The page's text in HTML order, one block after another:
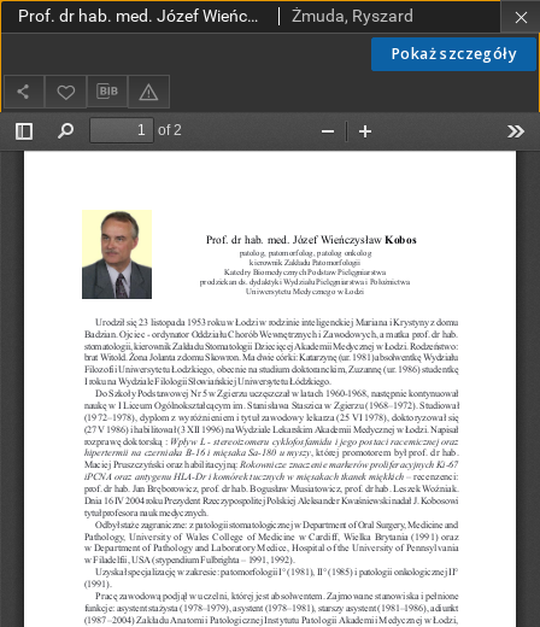
Pokaż szczegóły
Prof. dr hab. med. Józef Wieńczysław Kobos patolog, patomorfolog, patolog onkologiczny kierownik Zakładu Patomorfologii Katedry Biomedycznych Podstaw Pielęgniarstwa prodziekan ds. dydaktyki Wydziału Pielęgniarstwa i Położnictwa Uniwersytetu Medycznego w Łodzi Żmuda, Ryszard